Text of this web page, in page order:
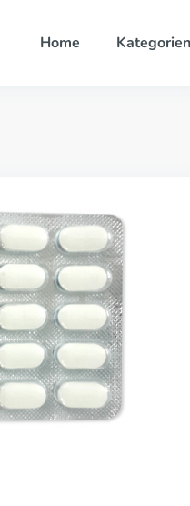
Home Kategorien